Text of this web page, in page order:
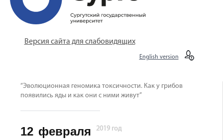
Версия сайта для слабовидящих
English version
“Эволюционная геномика токсичности. Как у грибов
появились яды и как они с ними живут”
12 февраля 2019 год